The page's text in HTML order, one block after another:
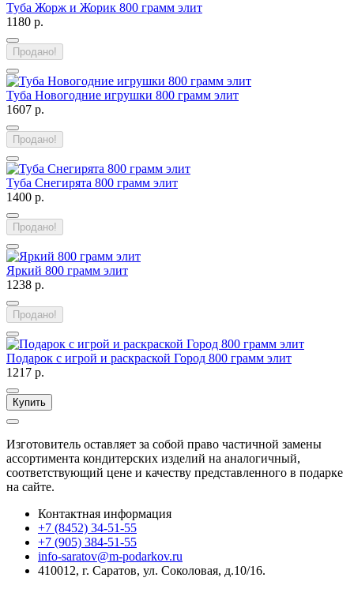
Туба Жорж и Жорик 800 грамм элит
1180 р.
Продано!
Туба Новогодние игрушки 800 грамм элит
1607 р.
Продано!
Туба Снегирята 800 грамм элит
1400 р.
Продано!
Яркий 800 грамм элит
1238 р.
Продано!
Подарок с игрой и раскраской Город 800 грамм элит
1217 р.
Купить
Изготовитель оставляет за собой право частичной замены
ассортимента кондитерских изделий на аналогичный,
соответствующий цене и качеству представленного в подарке
на сайте.
Контактная информация
+7 (8452) 34-51-55
+7 (905) 384-51-55
info-saratov@m-podarkov.ru
410012, г. Саратов, ул. Соколовая, д.10/16.